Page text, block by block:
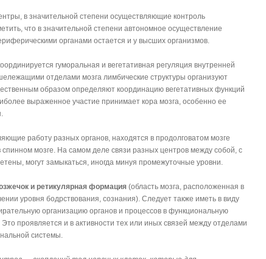
в значительной степени осуществляющие контроль
что в значительной степени автономное осуществление
органами остается и у высших организмов.
гуморальная и вегетативная регуляция внутренней
отделами мозга лимбические структуры организуют
образом определяют координацию вегетативных функций
выраженное участие принимает кора мозга, особенно ее
работу разных органов, находятся в продолговатом мозге
мозге. На самом деле связи разных центров между собой, с
могут замыкаться, иногда минуя промежуточные уровни.
и ретикулярная формация (область мозга, расположенная в
уровня бодрствования, сознания). Следует также иметь в виду
организацию органов и процессов в функциональную
проявляется и в активности тех или иных связей между отделами
системы.